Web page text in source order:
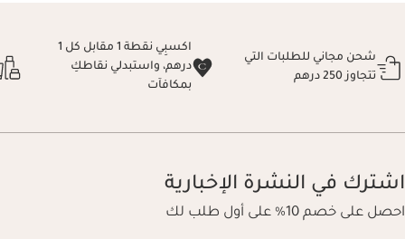
شحن مجاني للطلبات التي
تتجاوز 250 درهم
اكسبِي نقطة 1 مقابل كل 1
درهم، واستبدلي نقاطكِ
بمكافآت
اشترك في النشرة الإخبارية
احصل على خصم 10% على أول طلب لك